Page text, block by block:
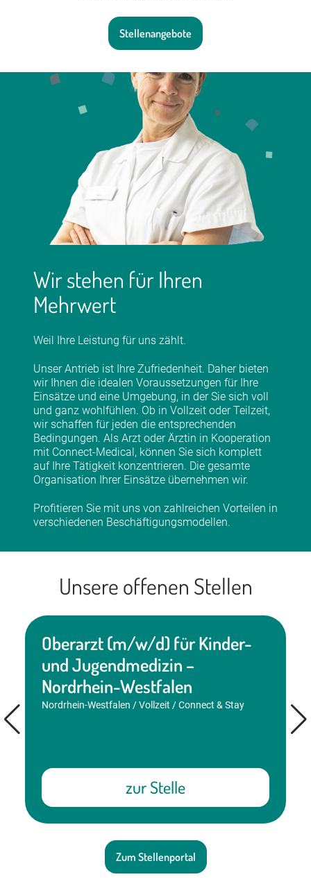
Stellenangebote
Wir stehen für Ihren
Mehrwert
Weil Ihre Leistung für uns zählt.
Unser Antrieb ist Ihre Zufriedenheit. Daher bieten
wir Ihnen die idealen Voraussetzungen für Ihre
Einsätze und eine Umgebung, in der Sie sich voll
und ganz wohlfühlen. Ob in Vollzeit oder Teilzeit,
wir schaffen für jeden die entsprechenden
Bedingungen. Als Arzt oder Ärztin in Kooperation
mit Connect-Medical, können Sie sich komplett
auf Ihre Tätigkeit konzentrieren. Die gesamte
Organisation Ihrer Einsätze übernehmen wir.
Profitieren Sie mit uns von zahlreichen Vorteilen in
verschiedenen Beschäftigungsmodellen.
Unsere offenen Stellen
Oberarzt (m/w/d) für Kinder-
und Jugendmedizin –
Nordrhein-Westfalen
Nordrhein-Westfalen / Vollzeit / Connect & Stay
zur Stelle
Zum Stellenportal